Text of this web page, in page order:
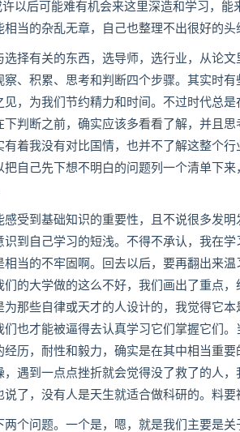
以后可能难有机会来这里深造和学习，
当的杂乱无章，自己也整理不出很好的头
择有关的东西，选导师，选行业，从论
、积累、思考和判断四个步骤。其实时
，为我们节约精力和时间。不过时代总
判断之前，确实应该多看看了解，并且
着我没有对比国情，也并不了解这整个
自己先下想不明白的问题列一个清单下
受到基础知识的重要性，且不说很多发
到自己学习的短浅。不得不承认，我在
当的不牢固啊。回去以后，要再翻出来
的大学做的这么不好，我们画出了重点
为那些自律或天才的人设计的，我觉得它
们也才能被逼得去认真学习它们掌握它们
经历，耐性和毅力，确实是在其中相当重
遇到一点点挫折就会觉得没了救了的人
了，没有人是天生就适合做科研的。料要
个问题。一个是，嗯，就是我们主要是